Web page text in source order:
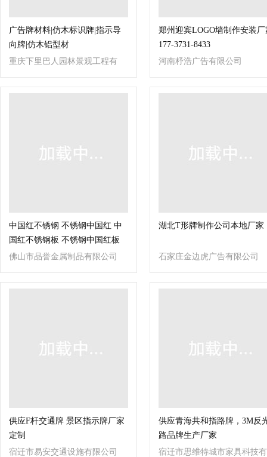
广告牌材料|仿木标识牌|指示导
向牌|仿木铝型材
重庆下里巴人园林景观工程有
限公司
郑州迎宾LOGO墙制作安装厂
177-3731-8433
河南杼浩广告有限公司
中国红不锈钢 不锈钢中国红 中
国红不锈钢板 不锈钢中国红板
佛山市品誉金属制品有限公司
湖北T形牌制作公司本地厂家
石家庄金边虎广告有限公司
供应F杆交通牌 景区指示牌厂家
定制
宿迁市易安交通设施有限公司
供应青海共和指路牌，3M反
路品牌生产厂家
宿迁市思维特城市家具科技有